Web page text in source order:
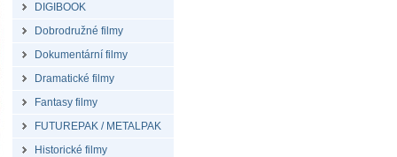
DIGIBOOK
Dobrodružné filmy
Dokumentární filmy
Dramatické filmy
Fantasy filmy
FUTUREPAK / METALPAK
Historické filmy